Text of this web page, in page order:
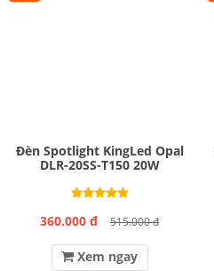
Đèn Spotlight KingLed Opal
DLR-20SS-T150 20W
360.000 đ 515.000 đ
Xem ngay